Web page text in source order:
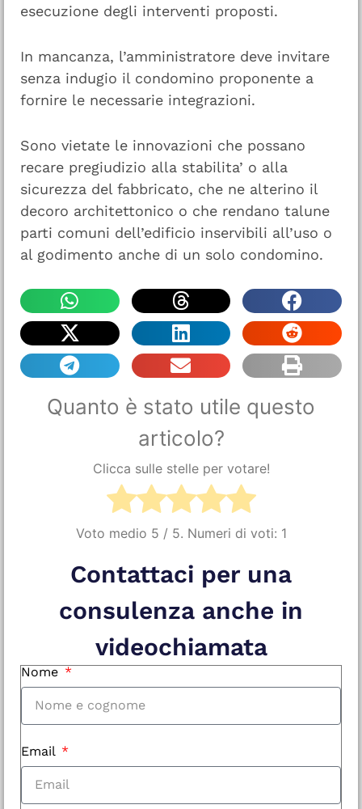
esecuzione degli interventi proposti.
In mancanza, l’amministratore deve invitare
senza indugio il condomino proponente a
fornire le necessarie integrazioni.
Sono vietate le innovazioni che possano
recare pregiudizio alla stabilita’ o alla
sicurezza del fabbricato, che ne alterino il
decoro architettonico o che rendano talune
parti comuni dell’edificio inservibili all’uso o
al godimento anche di un solo condomino.
Quanto è stato utile questo
articolo?
Clicca sulle stelle per votare!
Voto medio 5 / 5. Numeri di voti: 1
Contattaci per una
consulenza anche in
videochiamata
Nome
Email